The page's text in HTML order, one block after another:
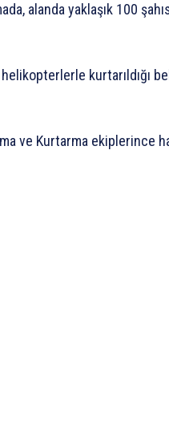
alanda yaklaşık 100
kurtarıldığı
ve Kurtarma ekiplerince